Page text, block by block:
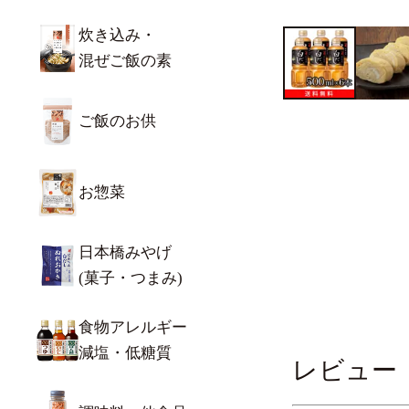
炊き込み・
混ぜご飯の素
ご飯のお供
お惣菜
日本橋みやげ
(菓子・つまみ)
食物アレルギー
減塩・低糖質
レビュー